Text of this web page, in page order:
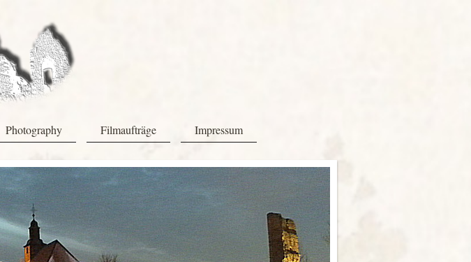
Photography Filmaufträge Impressum